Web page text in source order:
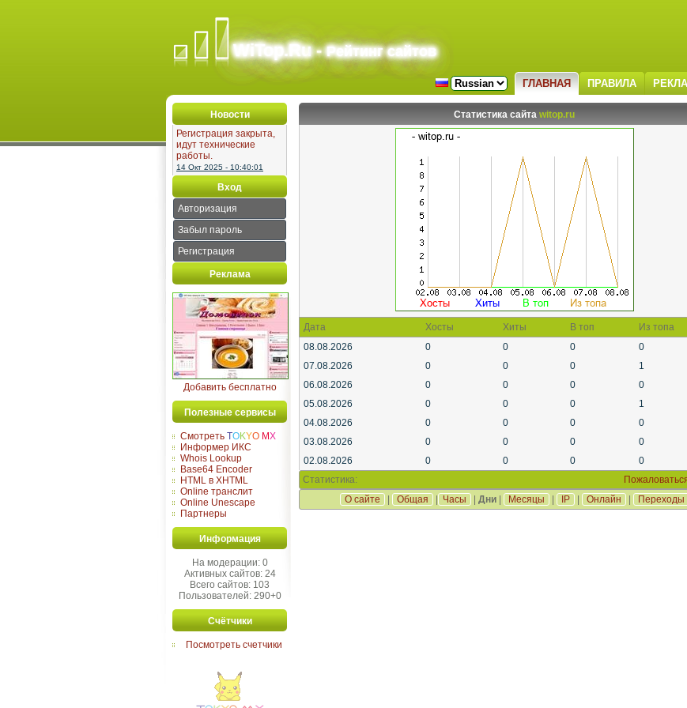
WiTop.Ru -Рейтинг сайтов
ГЛАВНАЯ ПРАВИЛА
Новости
Регистрация закрыта,
идут технические
работы.
14 Окт 2025 - 10:40:01
Вход
Авторизация
Забыл пароль
Регистрация
Реклама
Добавить бесплатно
Полезные сервисы
Смотреть TOKYO MX
Информер ИКС
Whois Lookup
Base64 Encoder
HTML в XHTML
Online транслит
Online Unescape
Партнеры
Информация
На модерации: 0
Активных сайтов: 24
Всего сайтов: 103
Пользователей: 290+0
Счётчики
Посмотреть счетчики
Статистика сайта witop.ru
Дата Хосты Хиты В топ
Из топа
08.08.2026
0 0 0
0
07.08.2026
0 0 0
1
06.08.2026
0 0 0
0
05.08.2026
0 0 0
1
04.08.2026
0 0 0
0
03.08.2026
0 0 0
0
02.08.2026
0 0 0
0
Статистика:
О сайте
Общая Часы Дни| Месяцы IP Онлайн Переходы